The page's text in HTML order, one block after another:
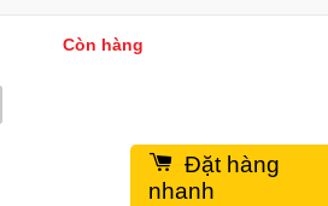
Còn hàng
Đặt hàng
nhanh